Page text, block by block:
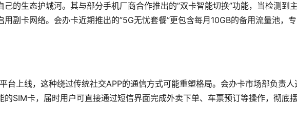
的生态护城河。其与部分手机厂商合作推出的”双卡智能切换”功能，当检测到
用副卡网络。会办卡近期推出的”5G无忧套餐”更包含每月10GB的备用流量池，
台上线，这种绕过传统社交APP的通信方式可能重塑格局。会办卡市场部负责人
的SIM卡，届时用户可直接通过短信界面完成外卖下单、车票预订等操作，彻底